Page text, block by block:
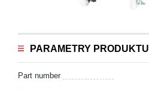
PARAMETRY PRODUKTU
Part number